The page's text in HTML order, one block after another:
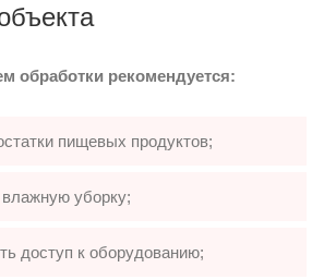
обработки рекомендуется:
пищевых продуктов;
влажную уборку;
доступ к оборудованию;